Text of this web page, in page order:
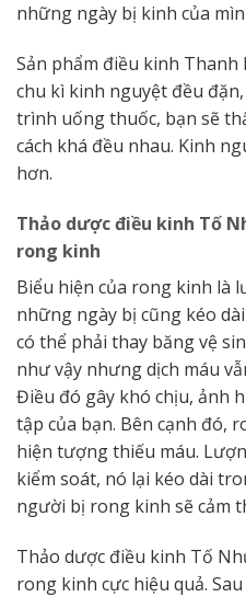
những ngày bị kinh của
Sản phẩm điều kinh
chu kì kinh nguyệt đều
trình uống thuốc, bạn sẽ
cách khá đều nhau. Kinh
hơn.
Thảo dược điều kinh Tố
rong kinh
Biểu hiện của rong kinh là
những ngày bị cũng kéo
có thể phải thay băng vệ
như vậy nhưng dịch máu
Điều đó gây khó chịu, ảnh
tập của bạn. Bên cạnh đó,
hiện tượng thiếu máu.
kiểm soát, nó lại kéo dài
người bị rong kinh sẽ cảm
Thảo dược điều kinh Tố
rong kinh cực hiệu quả.